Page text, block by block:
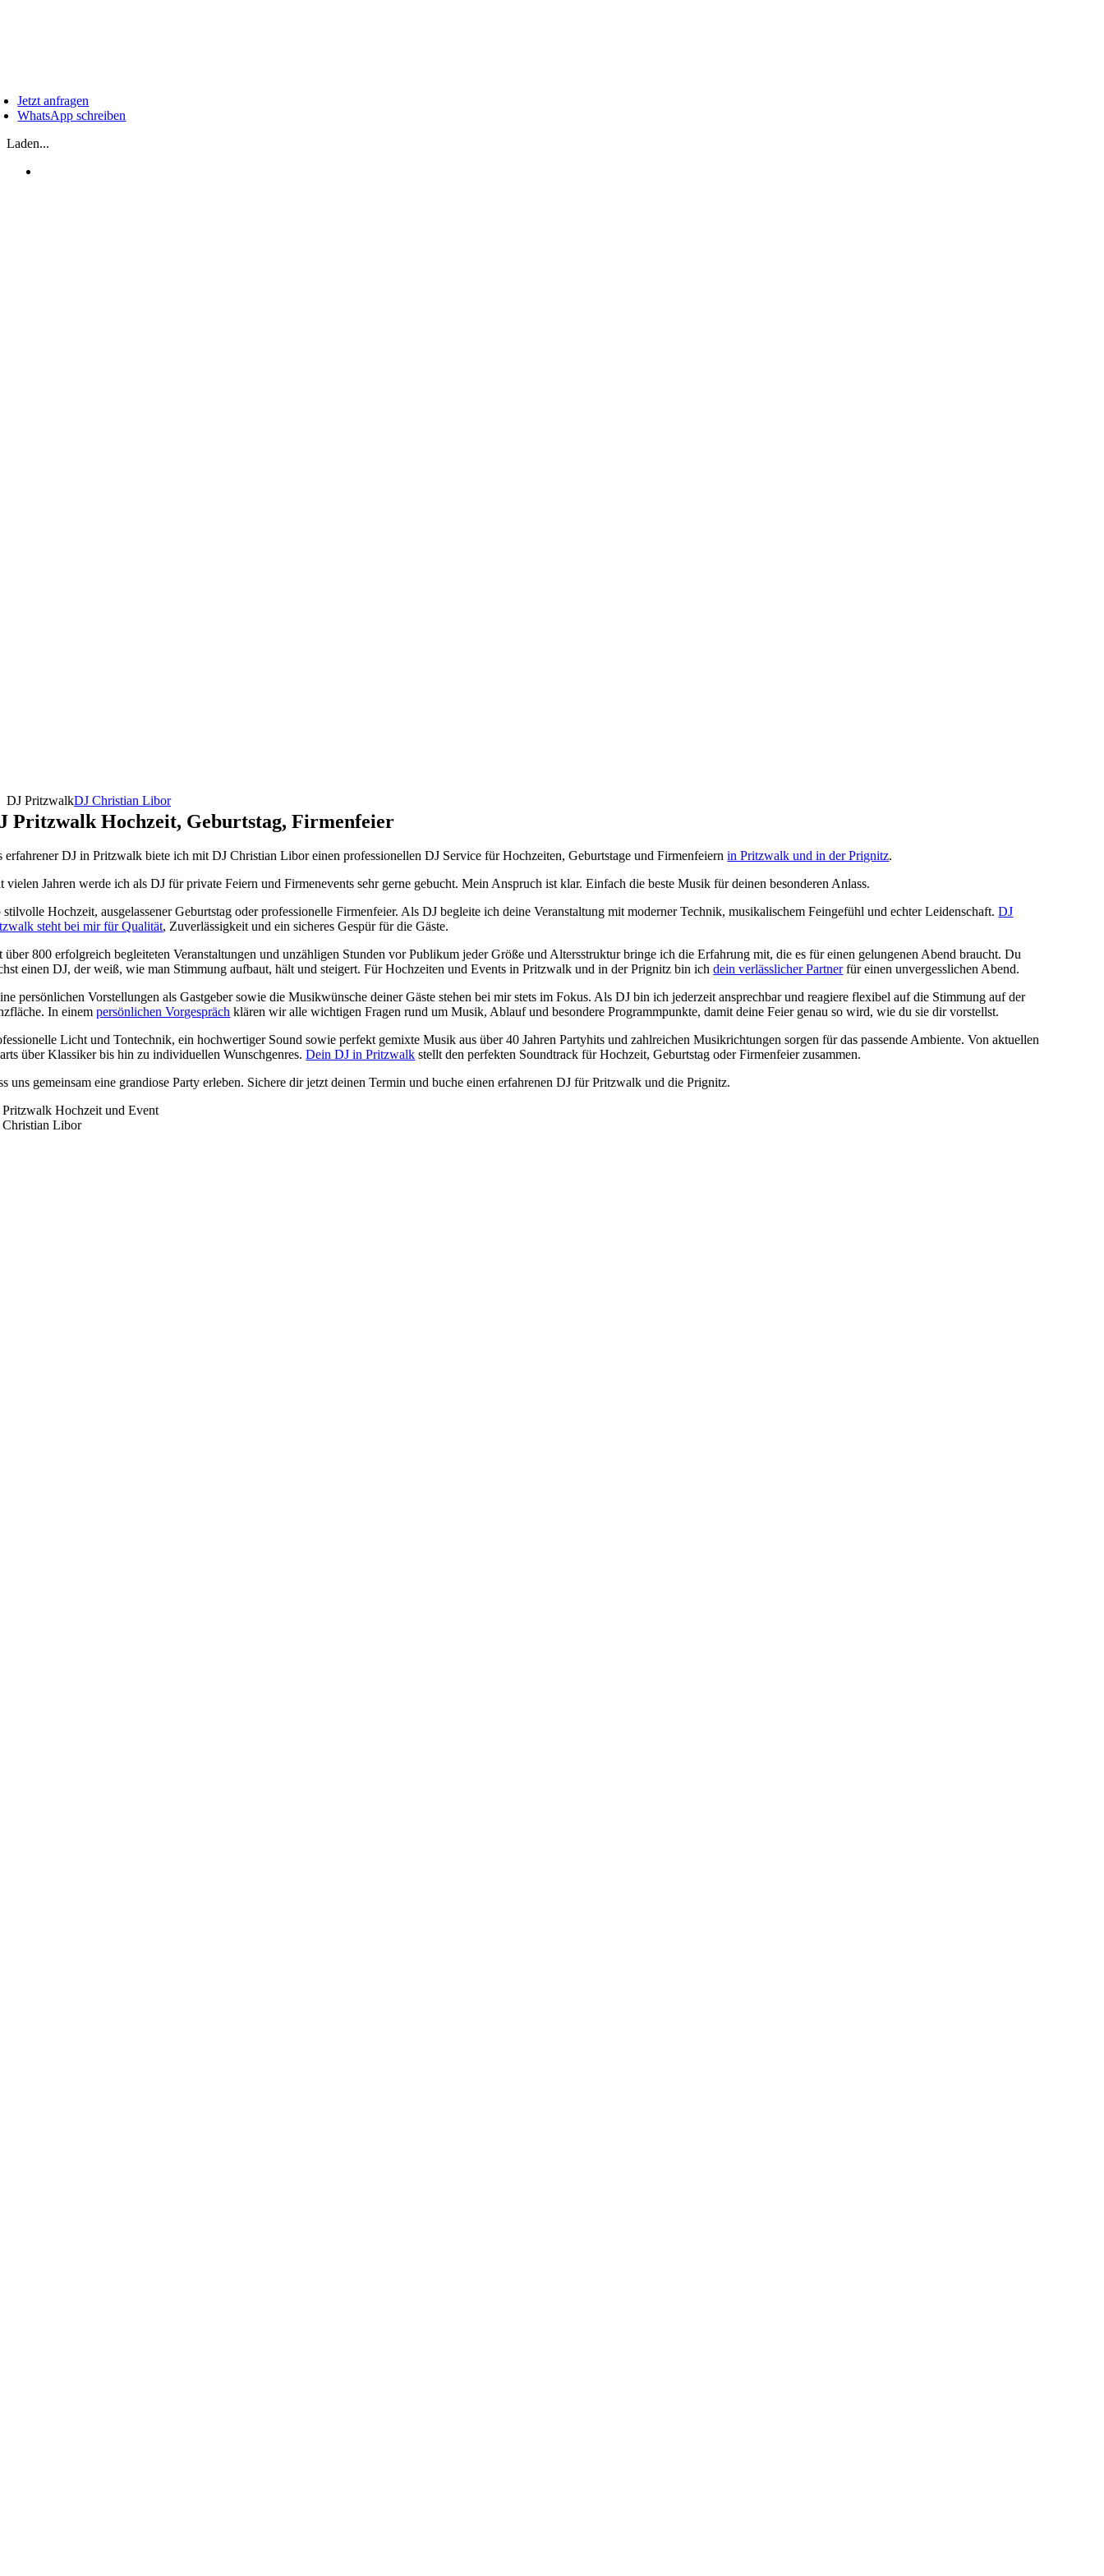
Jetzt anfragen
WhatsApp schreiben
Laden...
DJ PritzwalkDJ Christian Libor
Pritzwalk Hochzeit, Geburtstag, Firmenfeier
erfahrener DJ in Pritzwalk biete ich mit DJ Christian Libor einen professionellen DJ Service für Hochzeiten, Geburtstage und Firmenfeiernin Pritzwalk und in der Prignitz.
vielen Jahren werde ich als DJ für private Feiern und Firmenevents sehr gerne gebucht. Mein Anspruch ist klar. Einfach die beste Musik für deinen besonderen Anlass.
stilvolle Hochzeit, ausgelassener Geburtstag oder professionelle Firmenfeier. Als DJ begleite ich deine Veranstaltung mit moderner Technik, musikalischem Feingefühl und echter Leidenschaft.DJ
steht bei mir für Qualität, Zuverlässigkeit und ein sicheres Gespür für die Gäste.
über 800 erfolgreich begleiteten Veranstaltungen und unzähligen Stunden vor Publikum jeder Größe und Altersstruktur bringe ich die Erfahrung mit, die es für einen gelungenen Abend braucht. Du
einen DJ, der weiß, wie man Stimmung aufbaut, hält und steigert. Für Hochzeiten und Events in Pritzwalk und in der Prignitz bin ichdein verlässlicher Partnerfür einen unvergesslichen Abend.
persönlichen Vorstellungen als Gastgeber sowie die Musikwünsche deiner Gäste stehen bei mir stets im Fokus. Als DJ bin ich jederzeit ansprechbar und reagiere flexibel auf die Stimmung auf der
In einempersönlichen Vorgespräch klären wir alle wichtigen Fragen rund um Musik, Ablauf und besondere Programmpunkte, damit deine Feier genau so wird, wie du sie dir vorstellst.
Licht und Tontechnik, ein hochwertiger Sound sowie perfekt gemixte Musik aus über 40 Jahren Partyhits und zahlreichen Musikrichtungen sorgen für das passende Ambiente. Von aktuellen
über Klassiker bis hin zu individuellen Wunschgenres.Dein DJ in Pritzwalk stellt den perfekten Soundtrack für Hochzeit, Geburtstag oder Firmenfeier zusammen.
uns gemeinsam eine grandiose Party erleben. Sichere dir jetzt deinen Termin und buche einen erfahrenen DJ für Pritzwalk und die Prignitz.
Pritzwalk Hochzeit und Event
Christian Libor